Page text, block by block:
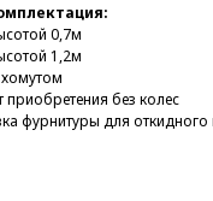
0,7м
1,2м
без колес
фурнитуры для откидного